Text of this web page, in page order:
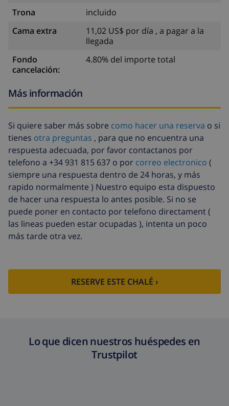
Trona
incluido
Cama extra
11,02 US$ por día , a pagar a la
llegada
Fondo
cancelación:
4.80% del importe total
Más información
Si quiere saber más sobre como hacer una reserva o si
tienes otra preguntas , para que no encuentra una
respuesta adecuada, por favor contactanos por
telefono a +34 931 815 637 o por correo electronico (
siempre una respuesta dentro de 24 horas, y más
rapido normalmente ) Nuestro equipo esta dispuesto
de hacer una respuesta lo antes posible. Si no se
puede poner en contacto por telefono directament (
las lineas pueden estar ocupadas ), intenta un poco
más tarde otra vez.
RESERVE ESTE CHALÉ ›
Lo que dicen nuestros huéspedes en
Trustpilot